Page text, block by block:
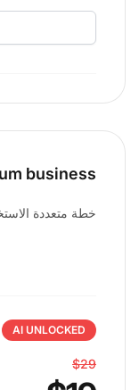
business
خطة متعددة
AI UNLOCKED
$29